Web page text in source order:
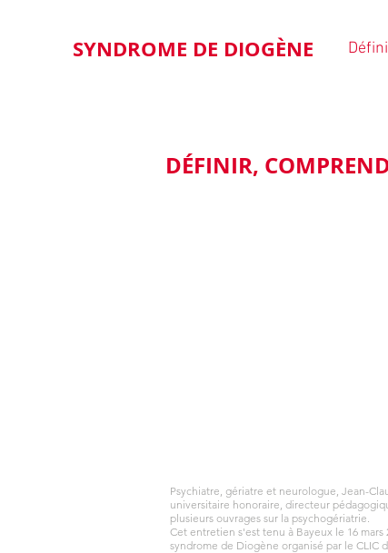
SYNDROME DE DIOGÈNE
DÉFINIR,
Psychiatre, gériatre et neurologue, Jean-
universitaire honoraire, directeur
plusieurs ouvrages sur la psychogériatrie.
Cet entretien s'est tenu à Bayeux le 16
syndrome de Diogène organisé par le CLIC